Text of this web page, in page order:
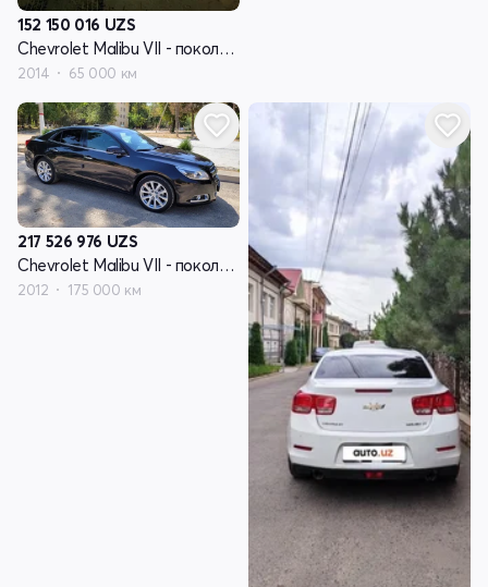
152 150 016 UZS
Chevrolet Malibu VII - поколение
2014 65 000 км
217 526 976 UZS
Chevrolet Malibu VII - поколение
2012 175 000 км